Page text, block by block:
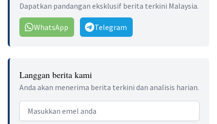
Dapatkan pandangan eksklusif berita terkini Malaysia.
WhatsApp Telegram
Langgan berita kami
Anda akan menerima berita terkini dan analisis harian.
Email address